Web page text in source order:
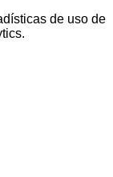
de uso de